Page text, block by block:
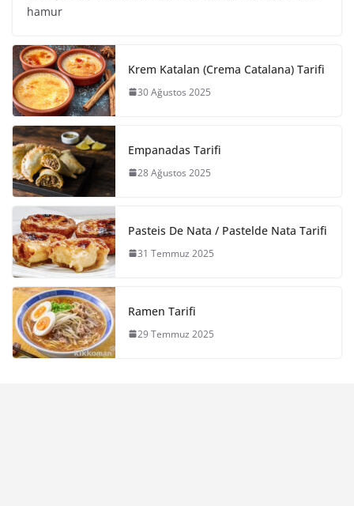
hamur
Krem Katalan (Crema Catalana) Tarifi
30 Ağustos 2025
Empanadas Tarifi
28 Ağustos 2025
Pasteis De Nata / Pastelde Nata Tarifi
31 Temmuz 2025
Ramen Tarifi
29 Temmuz 2025